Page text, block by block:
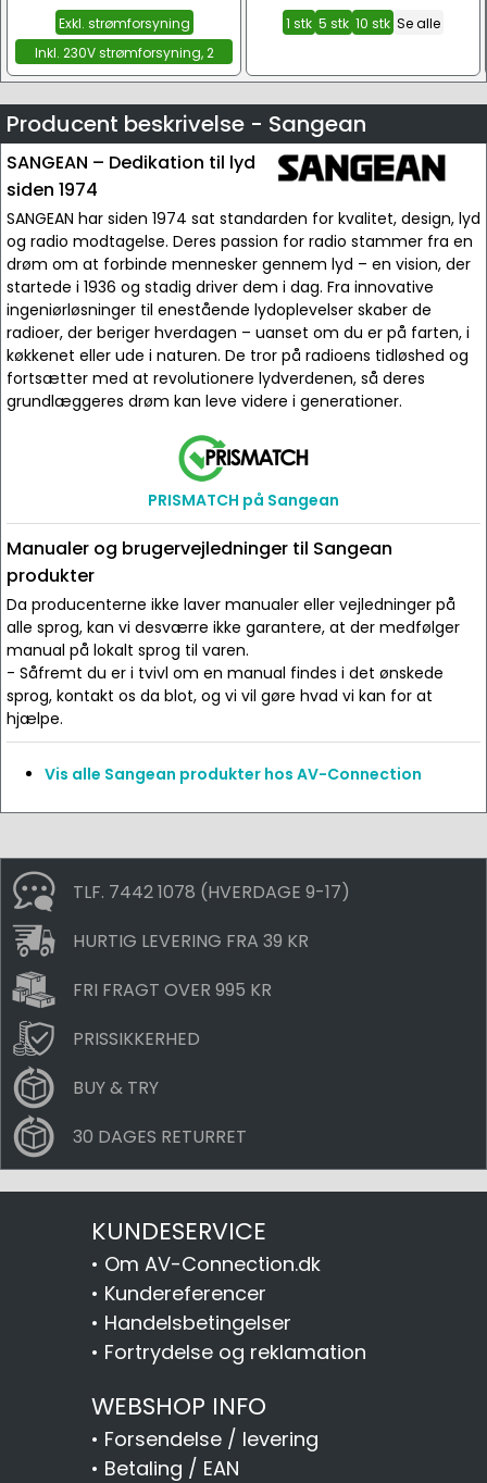
Exkl. strømforsyning
Inkl. 230V strømforsyning, 2
udtag
1 stk 5 stk 10 stk Se alle
Producent beskrivelse - Sangean
SANGEAN – Dedikation til lyd
siden 1974
SANGEAN har siden 1974 sat standarden for kvalitet, design, lyd
og radio modtagelse. Deres passion for radio stammer fra en
drøm om at forbinde mennesker gennem lyd – en vision, der
startede i 1936 og stadig driver dem i dag. Fra innovative
ingeniørløsninger til enestående lydoplevelser skaber de
radioer, der beriger hverdagen – uanset om du er på farten, i
køkkenet eller ude i naturen. De tror på radioens tidløshed og
fortsætter med at revolutionere lydverdenen, så deres
grundlæggeres drøm kan leve videre i generationer.
PRISMATCH på Sangean
Manualer og brugervejledninger til Sangean
produkter
Da producenterne ikke laver manualer eller vejledninger på
alle sprog, kan vi desværre ikke garantere, at der medfølger
manual på lokalt sprog til varen.
- Såfremt du er i tvivl om en manual findes i det ønskede
sprog, kontakt os da blot, og vi vil gøre hvad vi kan for at
hjælpe.
Vis alle Sangean produkter hos AV-Connection
TLF. 7442 1078 (HVERDAGE 9-17)
HURTIG LEVERING FRA 39 KR
FRI FRAGT OVER 995 KR
PRISSIKKERHED
BUY & TRY
30 DAGES RETURRET
KUNDESERVICE
• Om AV-Connection.dk
• Kundereferencer
• Handelsbetingelser
• Fortrydelse og reklamation
WEBSHOP INFO
• Forsendelse / levering
• Betaling / EAN